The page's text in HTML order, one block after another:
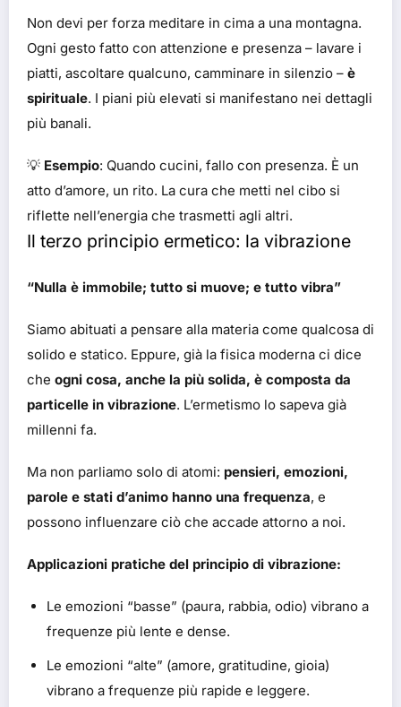
Non devi per forza meditare in cima a una montagna.
Ogni gesto fatto con attenzione e presenza – lavare i
piatti, ascoltare qualcuno, camminare in silenzio – è
spirituale. I piani più elevati si manifestano nei dettagli
più banali.
💡 Esempio: Quando cucini, fallo con presenza. È un
atto d’amore, un rito. La cura che metti nel cibo si
riflette nell’energia che trasmetti agli altri.
Il terzo principio ermetico: la vibrazione
“Nulla è immobile; tutto si muove; e tutto vibra”
Siamo abituati a pensare alla materia come qualcosa di
solido e statico. Eppure, già la fisica moderna ci dice
che ogni cosa, anche la più solida, è composta da
particelle in vibrazione. L’ermetismo lo sapeva già
millenni fa.
Ma non parliamo solo di atomi: pensieri, emozioni,
parole e stati d’animo hanno una frequenza, e
possono influenzare ciò che accade attorno a noi.
Applicazioni pratiche del principio di vibrazione:
Le emozioni “basse” (paura, rabbia, odio) vibrano a
frequenze più lente e dense.
Le emozioni “alte” (amore, gratitudine, gioia)
vibrano a frequenze più rapide e leggere.